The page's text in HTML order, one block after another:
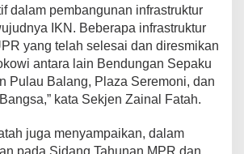
dalam pembangunan infrastruktur
IKN. Beberapa infrastruktur
yang telah selesai dan diresmikan
antara lain Bendungan Sepaku
Pulau Balang, Plaza Seremoni, dan
kata Sekjen Zainal Fatah.
juga menyampaikan, dalam
pada Sidang Tahunan MPR dan